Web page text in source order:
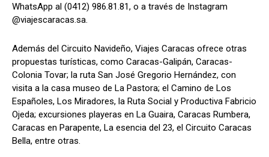
WhatsApp al (0412) 986.81.81, o a través de Instagram
@viajescaracas.sa.
Además del Circuito Navideño, Viajes Caracas ofrece otras
propuestas turísticas, como Caracas-Galipán, Caracas-
Colonia Tovar; la ruta San José Gregorio Hernández, con
visita a la casa museo de La Pastora; el Camino de Los
Españoles, Los Miradores, la Ruta Social y Productiva Fabricio
Ojeda; excursiones playeras en La Guaira, Caracas Rumbera,
Caracas en Parapente, La esencia del 23, el Circuito Caracas
Bella, entre otras.